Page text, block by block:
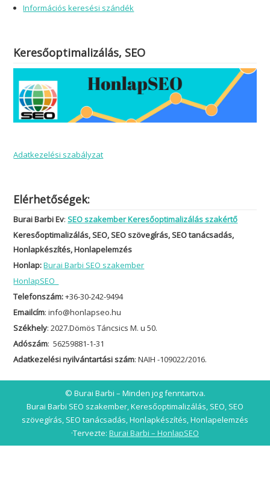
Információs keresési szándék
Keresőoptimalizálás, SEO
Adatkezelési szabályzat
Elérhetőségek:
Burai Barbi Ev:SEO szakember Keresőoptimalizálás szakértő
Keresőoptimalizálás, SEO, SEO szövegírás, SEO tanácsadás,
Honlapkészítés, Honlapelemzés
Honlap:Burai Barbi SEO szakember
HonlapSEO
Telefonszám:+36-30-242-9494
Emailcím: info@honlapseo.hu
Székhely: 2027.Dömös Táncsics M. u 50.
Adószám: 56259881-1-31
Adatkezelési nyilvántartási szám: NAIH -109022/2016.
© Burai Barbi – Minden jog fenntartva.
Burai Barbi SEO szakember, Keresőoptimalizálás, SEO, SEO
szövegírás, SEO tanácsadás, Honlapkészítés, Honlapelemzés
·Tervezte: Burai Barbi – HonlapSEO